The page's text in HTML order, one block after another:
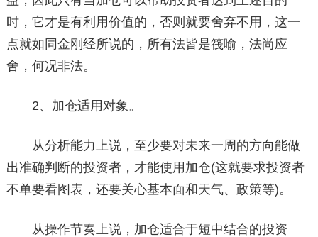
时，它才是有利用价值的，否则就要舍弃不用，这一
点就如同金刚经所说的，所有法皆是筏喻，法尚应
舍，何况非法。
2、加仓适用对象。
从分析能力上说，至少要对未来一周的方向能做
出准确判断的投资者，才能使用加仓(这就要求投资者
不单要看图表，还要关心基本面和天气、政策等)。
从操作节奏上说，加仓适合于短中结合的投资